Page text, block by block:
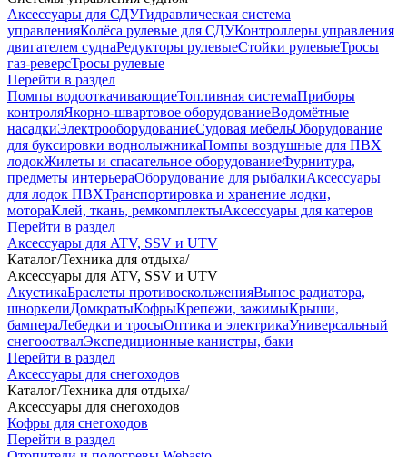
Аксессуары для СДУГидравлическая система
управленияКолёса рулевые для СДУКонтроллеры управления
двигателем суднаРедукторы рулевыеСтойки рулевыеТросы
газ-реверсТросы рулевые
Перейти в раздел
Помпы водооткачивающиеТопливная системаПриборы
контроляЯкорно-швартовое оборудованиеВодомётные
насадкиЭлектрооборудованиеСудовая мебельОборудование
для буксировки воднолыжникаПомпы воздушные для ПВХ
лодокЖилеты и спасательное оборудованиеФурнитура,
предметы интерьераОборудование для рыбалкиАксессуары
для лодок ПВХТранспортировка и хранение лодки,
мотораКлей, ткань, ремкомплектыАксессуары для катеров
Перейти в раздел
Аксессуары для ATV, SSV и UTV
Каталог/Техника для отдыха/
Аксессуары для ATV, SSV и UTV
АкустикаБраслеты противоскольженияВынос радиатора,
шноркелиДомкратыКофрыКрепежи, зажимыКрыши,
бампераЛебедки и тросыОптика и электрикаУниверсальный
снегооотвалЭкспедиционные канистры, баки
Перейти в раздел
Аксессуары для снегоходов
Каталог/Техника для отдыха/
Аксессуары для снегоходов
Кофры для снегоходов
Перейти в раздел